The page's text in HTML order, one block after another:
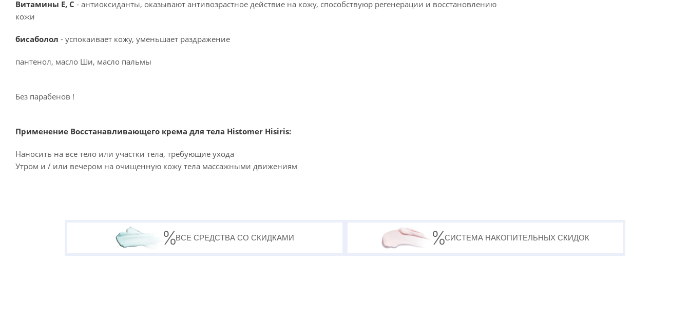
Витамины Е, С - антиоксиданты, оказывают антивозрастное действие на кожу, способствуюр регенерации и восстановлению
кожи
бисаболол - успокаивает кожу, уменьшает раздражение
пантенол, масло Ши, масло пальмы
Без парабенов !
Применение Восстанавливающего крема для тела Histomer Hisiris:
Наносить на все тело или участки тела, требующие ухода
Утром и / или вечером на очищенную кожу тела массажными движениям
ВСЕ СРЕДСТВА СО СКИДКАМИ СИСТЕМА НАКОПИТЕЛЬНЫХ СКИДОК